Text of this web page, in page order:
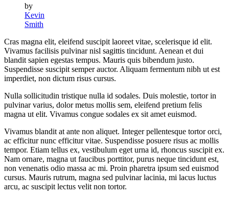
by
Kevin
Smith
Cras magna elit, eleifend suscipit laoreet vitae, scelerisque id elit.
Vivamus facilisis pulvinar nisl sagittis tincidunt. Aenean et dui
blandit sapien egestas tempus. Mauris quis bibendum justo.
Suspendisse suscipit semper auctor. Aliquam fermentum nibh ut est
imperdiet, non dictum risus cursus.
Nulla sollicitudin tristique nulla id sodales. Duis molestie, tortor in
pulvinar varius, dolor metus mollis sem, eleifend pretium felis
magna ut elit. Vivamus congue sodales ex sit amet euismod.
Vivamus blandit at ante non aliquet. Integer pellentesque tortor orci,
ac efficitur nunc efficitur vitae. Suspendisse posuere risus ac mollis
tempor. Etiam tellus ex, vestibulum eget urna id, rhoncus suscipit ex.
Nam ornare, magna ut faucibus porttitor, purus neque tincidunt est,
non venenatis odio massa ac mi. Proin pharetra ipsum sed euismod
cursus. Mauris rutrum, magna sed pulvinar lacinia, mi lacus luctus
arcu, ac suscipit lectus velit non tortor.